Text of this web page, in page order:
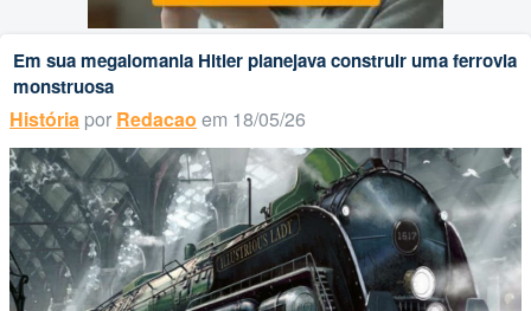
Em sua megalomania Hitler planejava construir uma ferrovia
monstruosa
História por Redacao em 18/05/26